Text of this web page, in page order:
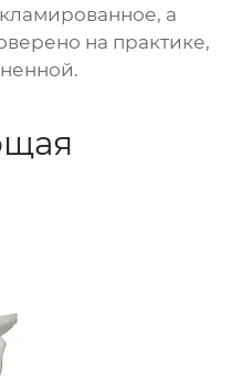
а
на практике,